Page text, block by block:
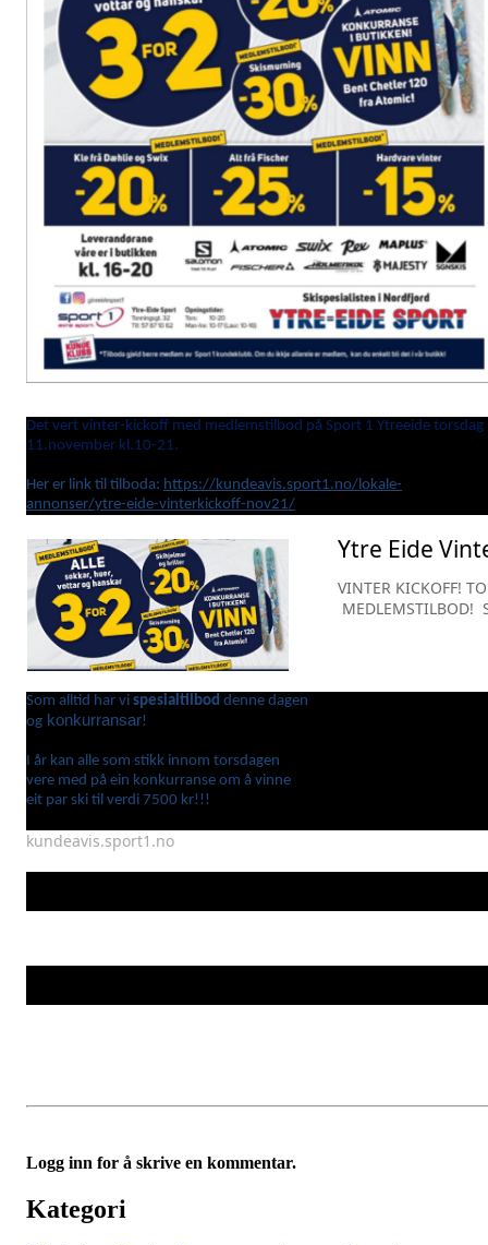
Det vert vinter-kickoff med medlemstilbod på Sport 1 Ytreeide torsdag
11.november kl.10-21.
Her er link til tilboda: https://kundeavis.sport1.no/lokale-
annonser/ytre-eide-vinterkickoff-nov21/
Ytre Eide
VINTER KICKOFF!
Som alltid har vi spesialtilbod denne dagen
og konkurransar!
I år kan alle som stikk innom torsdagen
vere med på ein konkurranse om å vinne
eit par ski til verdi 7500 kr!!!
kundeavis.sport1.no
Logg inn for å skrive en kommentar.
Kategori